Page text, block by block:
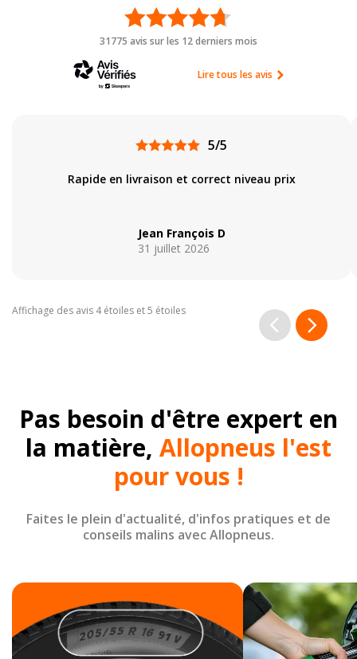
31775 avis sur les 12 derniers mois
Lire tous les avis
5/5
Rapide en livraison et correct niveau prix
Jean François D
31 juillet 2026
Affichage des avis 4 étoiles et 5 étoiles
Pas besoin d'être expert en
la matière, Allopneus l'est
pour vous !
Faites le plein d'actualité, d'infos pratiques et de
conseils malins avec Allopneus.